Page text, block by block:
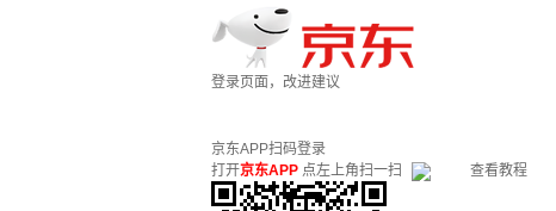
登录页面，改进建议
京东APP扫码登录
打开京东APP 点左上角扫一扫 查看教程